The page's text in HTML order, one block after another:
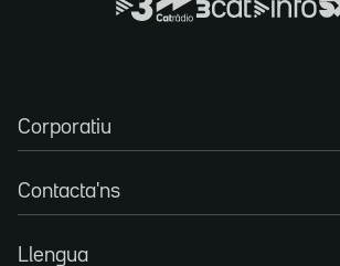
Corporatiu
Contacta'ns
Llengua